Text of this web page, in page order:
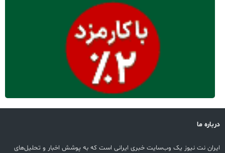
درباره ما
ایران نت نیوز یک وب‌سایت خبری ایرانی است که به پوشش اخبار و تحلیل‌های